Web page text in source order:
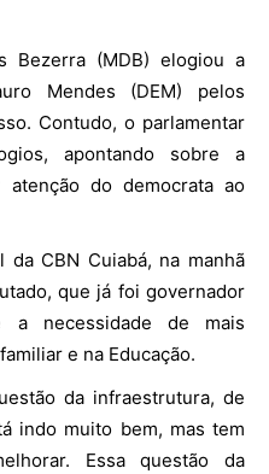
Bezerra (MDB) elogiou a
Mendes (DEM) pelos
Contudo, o parlamentar
apontando sobre a
do democrata ao
CBN Cuiabá, na manhã
que já foi governador
a necessidade de mais
e na Educação.
da infraestrutura, de
indo muito bem, mas tem
Essa questão da